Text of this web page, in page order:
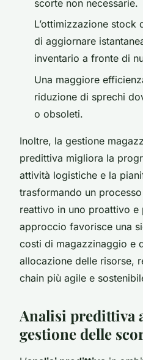
scorte non necessarie.
L’ottimizzazione stock
di aggiornare
inventario a fronte di
Una maggiore
riduzione di sprechi
o obsoleti.
Inoltre, la gestione
predittiva migliora la
attività logistiche e la
trasformando un
reattivo in uno proattivo e
approccio favorisce una
costi di magazzinaggio e
allocazione delle risorse,
chain più agile e
Analisi predittiva
gestione delle